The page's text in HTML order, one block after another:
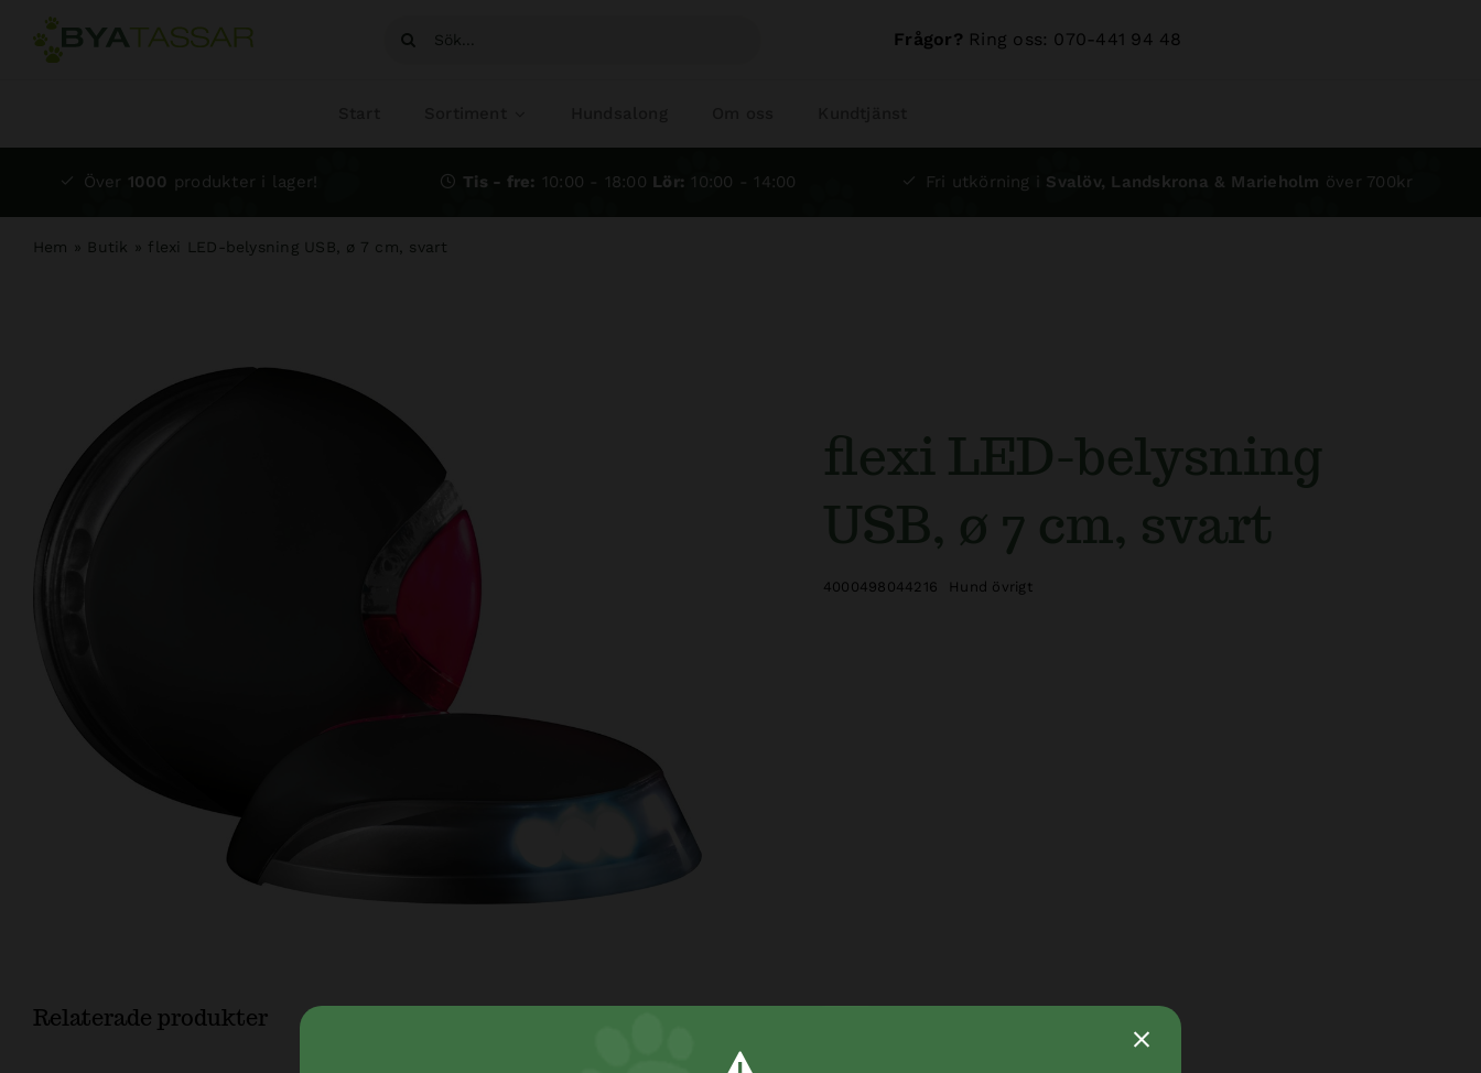
Fortsätt
Sök
Frågor? Ring oss: 070-441 94 48
Över 1000 produkter i lager! Tis - fre: 10:00 - 18:00 Lör: 10:00 - 14:00 Fri utkörning i Svalöv, Landskrona & Marieholm över 700kr
Hem » Butik » flexi LED-belysning USB, ø 7 cm, svart
flexi LED-belysning
USB, ø 7 cm, svart
4000498044216 Hund övrigt
Relaterade produkter